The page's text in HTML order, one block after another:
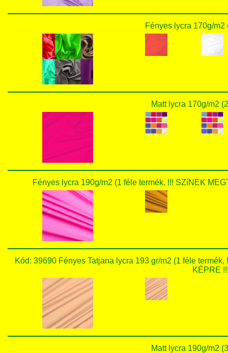
Fényes lycra 170g/m2
Matt lycra 170g/m2
Fényes lycra 190g/m2 (1 féle termék, !!! SZíNEK
Kód: 39690 Fényes Tatjana lycra 193 gr/m2 (1 féle
KÉPRE
Matt lycra 190g/m2